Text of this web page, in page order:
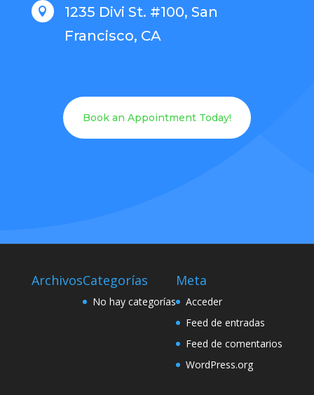

1235 Divi St. #100, San
Francisco, CA
Book an Appointment Today!
ArchivosCategorías
No hay categorías
Meta
Acceder
Feed de entradas
Feed de comentarios
WordPress.org